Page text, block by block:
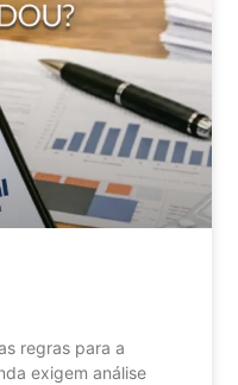
regras para a
exigem análise